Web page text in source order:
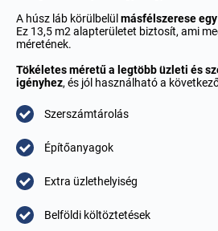
A húsz láb körülbelül másfélszerese
Ez 13,5 m2 alapterületet biztosít, ami
méretének.
Tökéletes méretű a legtöbb üzleti és
igényhez, és jól használható a
Szerszámtárolás
Építőanyagok
Extra üzlethelyiség
Belföldi költöztetések